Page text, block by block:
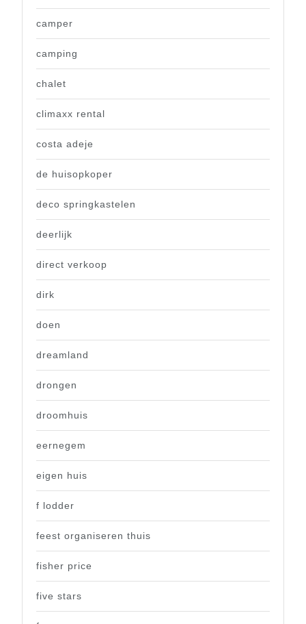
camper
camping
chalet
climaxx rental
costa adeje
de huisopkoper
deco springkastelen
deerlijk
direct verkoop
dirk
doen
dreamland
drongen
droomhuis
eernegem
eigen huis
f lodder
feest organiseren thuis
fisher price
five stars